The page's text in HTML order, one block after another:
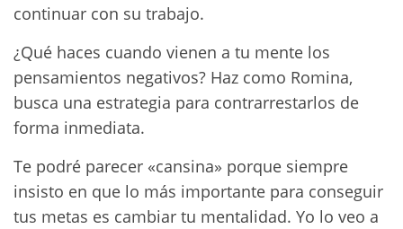
continuar con su trabajo.
¿Qué haces cuando vienen a tu mente los
pensamientos negativos? Haz como Romina,
busca una estrategia para contrarrestarlos de
forma inmediata.
Te podré parecer «cansina» porque siempre
insisto en que lo más importante para conseguir
tus metas es cambiar tu mentalidad. Yo lo veo a